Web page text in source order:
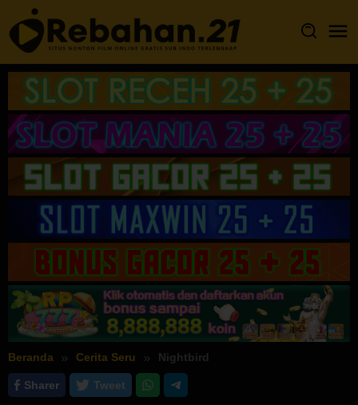
Loncat
ke
konten
Beranda Cerita Seru Nightbird
Sharer Tweet